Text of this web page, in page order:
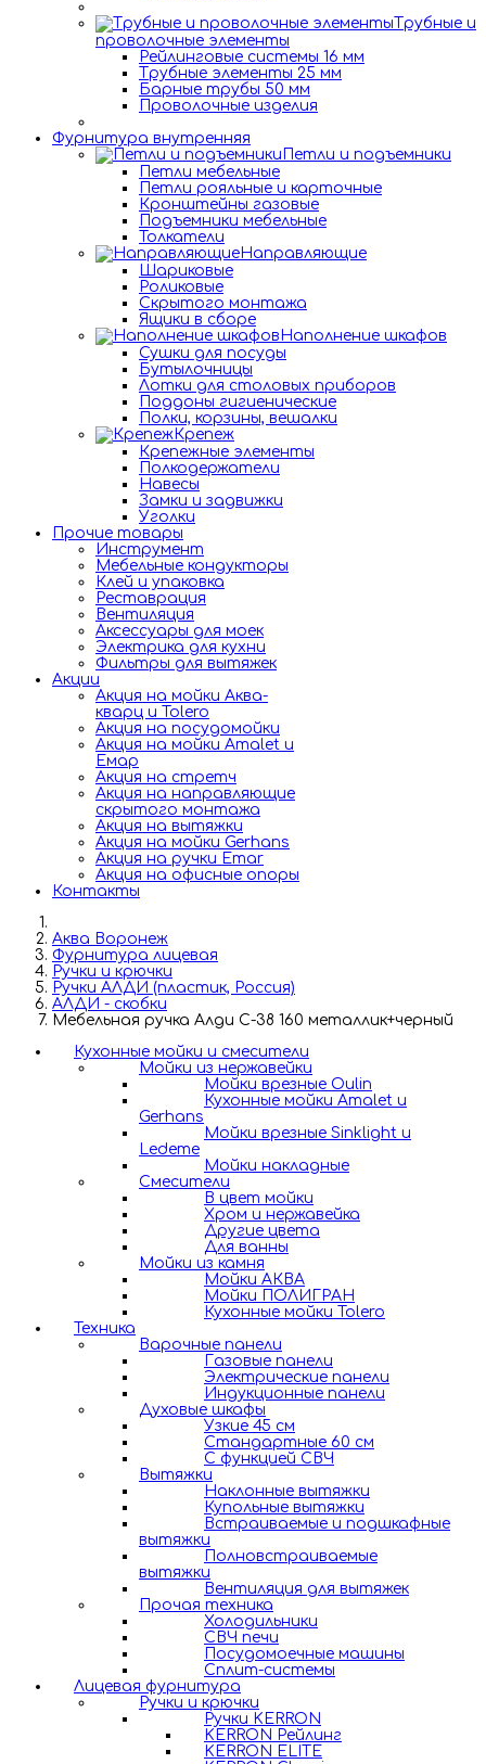
Трубные и
проволочные элементы
Рейлинговые системы 16 мм
Трубные элементы 25 мм
Барные трубы 50 мм
Проволочные изделия
Фурнитура внутренняя
Петли и подъемники
Петли мебельные
Петли рояльные и карточные
Кронштейны газовые
Подъемники мебельные
Толкатели
Направляющие
Шариковые
Роликовые
Скрытого монтажа
Ящики в сборе
Наполнение шкафов
Сушки для посуды
Бутылочницы
Лотки для столовых приборов
Поддоны гигиенические
Полки, корзины, вешалки
Крепеж
Крепежные элементы
Полкодержатели
Навесы
Замки и задвижки
Уголки
Прочие товары
Инструмент
Мебельные кондукторы
Клей и упаковка
Реставрация
Вентиляция
Аксессуары для моек
Электрика для кухни
Фильтры для вытяжек
Акции
Акция на мойки Аква-
кварц и Tolero
Акция на посудомойки
Акция на мойки Amalet и
Емар
Акция на стретч
Акция на направляющие
скрытого монтажа
Акция на вытяжки
Акция на мойки Gerhans
Акция на ручки Emar
Акция на офисные опоры
Контакты
Аква Воронеж
Фурнитура лицевая
Ручки и крючки
Ручки АЛДИ (пластик, Россия)
АЛДИ - скобки
Мебельная ручка Алди С-38 160 металлик+черный
Кухонные мойки и смесители
Мойки из нержавейки
Мойки врезные Oulin
Кухонные мойки Amalet и
Gerhans
Мойки врезные Sinklight и
Ledeme
Мойки накладные
Смесители
В цвет мойки
Хром и нержавейка
Другие цвета
Для ванны
Мойки из камня
Мойки АКВА
Мойки ПОЛИГРАН
Кухонные мойки Tolero
Техника
Варочные панели
Газовые панели
Электрические панели
Индукционные панели
Духовые шкафы
Узкие 45 см
Стандартные 60 см
С функцией СВЧ
Вытяжки
Наклонные вытяжки
Купольные вытяжки
Встраиваемые и подшкафные
вытяжки
Полновстраиваемые
вытяжки
Вентиляция для вытяжек
Прочая техника
Холодильники
СВЧ печи
Посудомоечные машины
Сплит-системы
Лицевая фурнитура
Ручки и крючки
Ручки KERRON
KERRON Рейлинг
KERRON ELITE